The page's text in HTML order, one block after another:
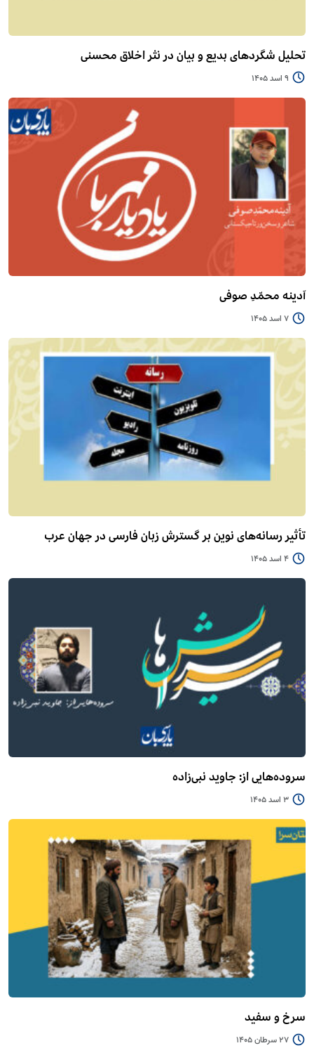
تحلیل شگردهای بدیع و بیان در نثر اخلاق محسنی
9 اسد 1405
آدینه محمّدِ صوفی
7 اسد 1405
تأثیر رسانه‌های نوین بر گسترش زبان فارسی در جهان عرب
4 اسد 1405
سروده‌هایی از: جاوید نبی‌زاده
3 اسد 1405
سرخ و سفید
27 سرطان 1405